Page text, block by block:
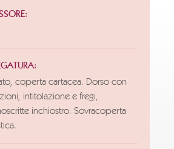
coperta cartacea. Dorso con
intitolazione e fregi,
inchiostro. Sovracoperta